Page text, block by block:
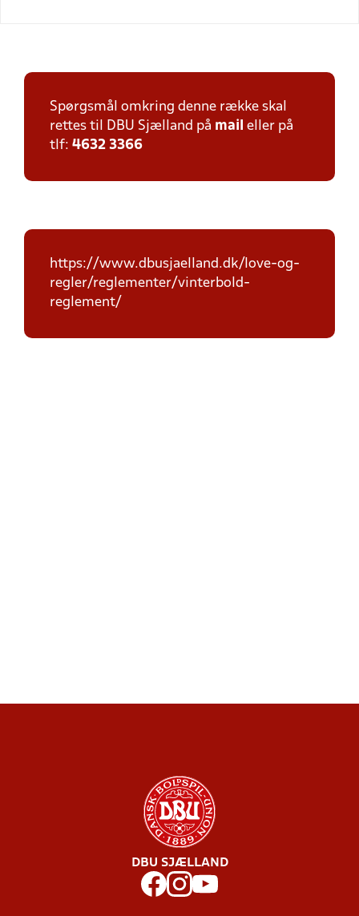
Spørgsmål omkring denne række skal
rettes til DBU Sjælland på mail eller på
tlf: 4632 3366
https://www.dbusjaelland.dk/love-og-
regler/reglementer/vinterbold-
reglement/
DBU SJÆLLAND